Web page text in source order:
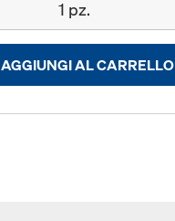
AGGIUNGI AL CARRELLO